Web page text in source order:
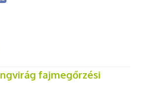
fajmegőrzési